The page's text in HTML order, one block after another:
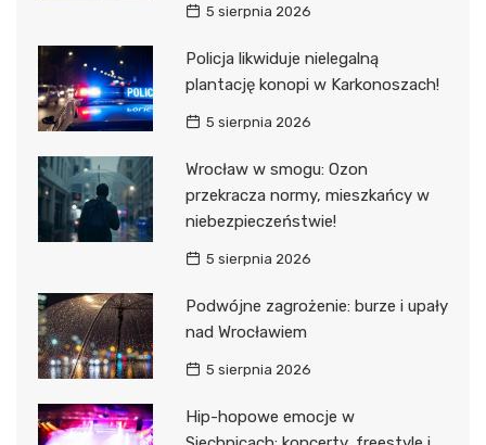
5 sierpnia 2026
Policja likwiduje nielegalną
plantację konopi w Karkonoszach!
5 sierpnia 2026
Wrocław w smogu: Ozon
przekracza normy, mieszkańcy w
niebezpieczeństwie!
5 sierpnia 2026
Podwójne zagrożenie: burze i upały
nad Wrocławiem
5 sierpnia 2026
Hip-hopowe emocje w